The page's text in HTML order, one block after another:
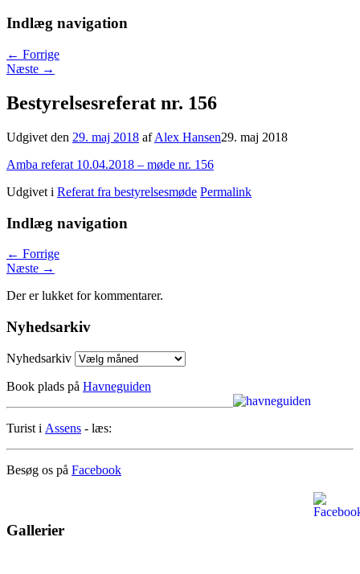
Indlæg navigation
← Forrige
Næste →
Bestyrelsesreferat nr. 156
Udgivet den 29. maj 2018 afAlex Hansen29. maj 2018
Amba referat 10.04.2018 – møde nr. 156
Udgivet i Referat fra bestyrelsesmøde Permalink
Indlæg navigation
← Forrige
Næste →
Der er lukket for kommentarer.
Nyhedsarkiv
Nyhedsarkiv
Book plads på Havneguiden
Turist i Assens - læs:
Besøg os på Facebook
Gallerier